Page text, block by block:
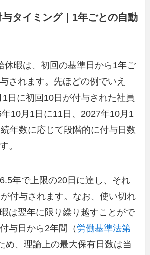
タイミング｜1年ごとの自動
休暇は、初回の基準日から1年ご
されます。先ほどの例でいえ
日に初回10日が付与された社員
10月1日に11日、2027年10月1
年数に応じて段階的に付与日数
。
年で上限の20日に達し、それ
付与されます。なお、使い切れ
は翌年に限り繰り越すことがで
与日から2年間（労働基準法第
め、理論上の最大保有日数は当